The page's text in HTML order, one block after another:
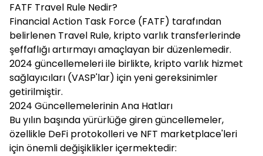
FATF Travel Rule Nedir?
Financial Action Task Force (FATF) tarafından
belirlenen Travel Rule, kripto varlık transferlerinde
şeffaflığı artırmayı amaçlayan bir düzenlemedir.
2024 güncellemeleri ile birlikte, kripto varlık hizmet
sağlayıcıları (VASP'lar) için yeni gereksinimler
getirilmiştir.
2024 Güncellemelerinin Ana Hatları
Bu yılın başında yürürlüğe giren güncellemeler,
özellikle DeFi protokolleri ve NFT marketplace'leri
için önemli değişiklikler içermektedir: